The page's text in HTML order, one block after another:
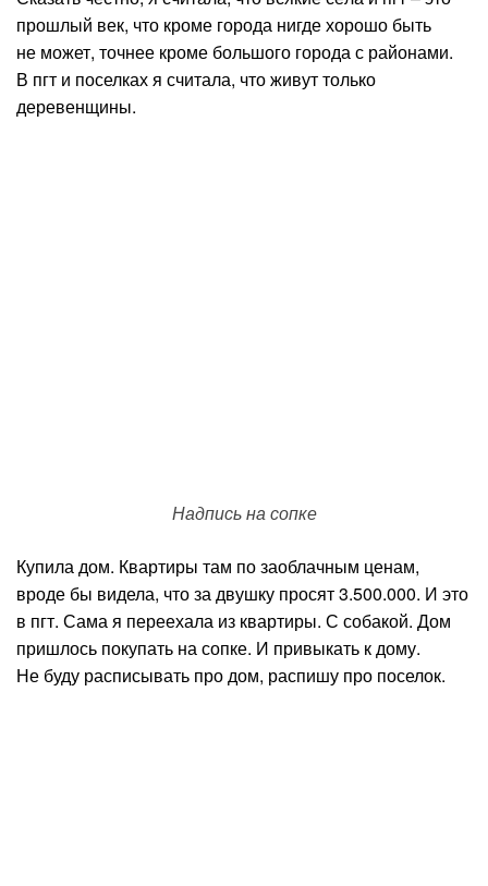
прошлый век, что кроме города нигде хорошо быть
не может, точнее кроме большого города с районами.
В пгт и поселках я считала, что живут только
деревенщины.
Надпись на сопке
Купила дом. Квартиры там по заоблачным ценам,
вроде бы видела, что за двушку просят 3.500.000. И это
в пгт. Сама я переехала из квартиры. С собакой. Дом
пришлось покупать на сопке. И привыкать к дому.
Не буду расписывать про дом, распишу про поселок.